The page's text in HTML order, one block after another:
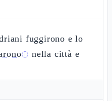
fuggirono e lo
ⓘ nella città e